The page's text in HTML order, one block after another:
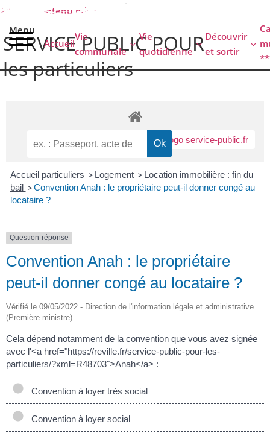
Aller au contenu principal
Menu
Accueil
Vie
communale
Vie
quotidienne
Découvrir
et sortir
SERVICE PUBLIC POUR​
les particuliers
Accueil particuliers > Logement > Location immobilière : fin du
bail > Convention Anah : le propriétaire peut-il donner congé au
locataire ?
Question-réponse
Convention Anah : le propriétaire
peut-il donner congé au locataire ?
Vérifié le 09/05/2022 - Direction de l'information légale et administrative
(Première ministre)
Cela dépend notamment de la convention que vous avez signée
avec l'<a href="https://reville.fr/service-public-pour-les-
particuliers/?xml=R48703">Anah</a> :
Convention à loyer très social
Convention à loyer social